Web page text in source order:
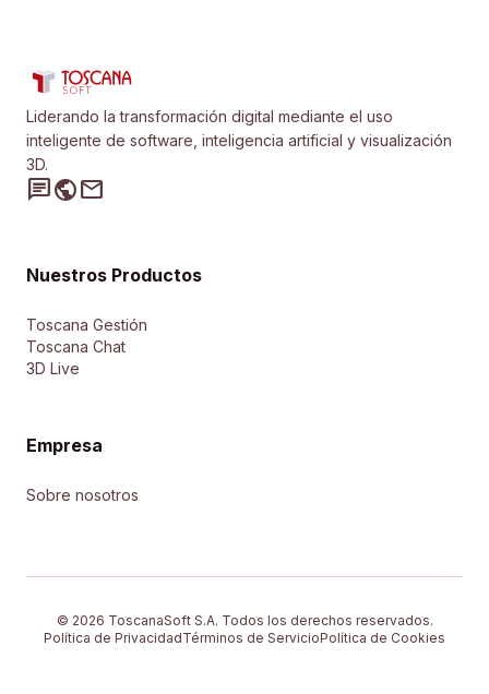
Liderando la transformación digital mediante el uso
inteligente de software, inteligencia artificial y visualización
3D.
chatpublicmail
Nuestros Productos
Toscana Gestión
Toscana Chat
3D Live
Empresa
Sobre nosotros
© 2026 ToscanaSoft S.A. Todos los derechos reservados.
Política de PrivacidadTérminos de ServicioPolítica de Cookies